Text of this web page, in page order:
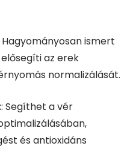
Hagyományosan ismert
az erek
normalizálását.
: Segíthet a vér
és antioxidáns